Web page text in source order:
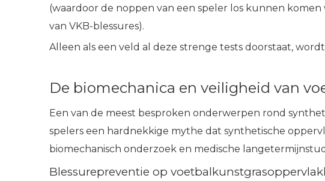
(waardoor de noppen van een speler los kunnen
van VKB-blessures).
Alleen als een veld al deze strenge tests doorstaat,
De biomechanica en veiligheid van
Een van de meest besproken onderwerpen rond
spelers een hardnekkige mythe dat synthetische
biomechanisch onderzoek en medische
Blessurepreventie op